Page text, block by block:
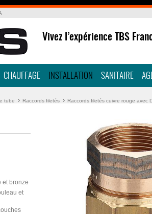
Vivez l’expérience TBS
CHAUFFAGE INSTALLATION SANITAIRE
tube Raccords filetés Raccords filetés cuivre rouge avec
et bronze
et